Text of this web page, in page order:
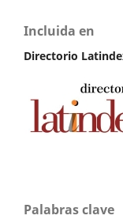
Incluida en
Directorio
Palabras clave